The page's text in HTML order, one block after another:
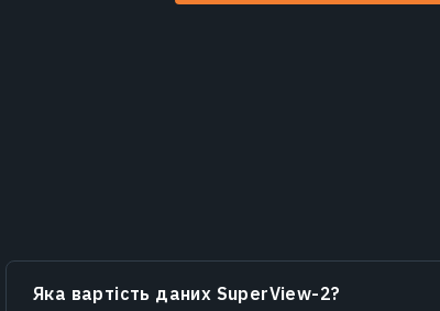
Яка вартість даних SuperView-2?